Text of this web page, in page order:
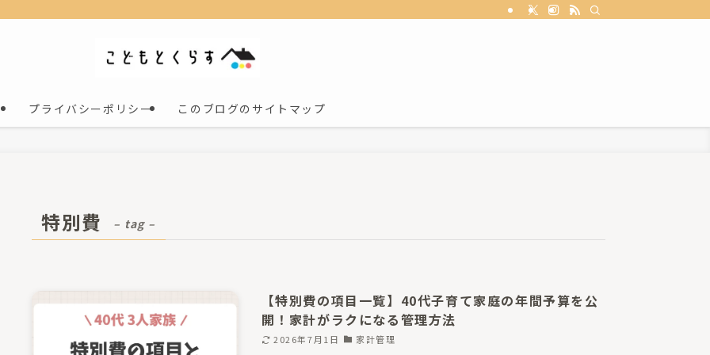
プライバシーポリシー このブログのサイトマップ
特別費 – tag –
【特別費の項目一覧】40代子育て家庭の年間予算を公
開！家計がラクになる管理方法
2026年7月1日 家計管理